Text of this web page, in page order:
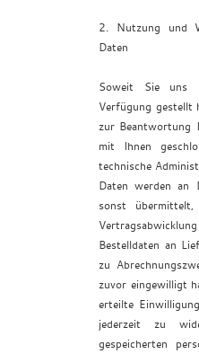
2. Nutzung und
Daten
Soweit Sie uns
Verfügung gestellt
zur Beantwortung
mit Ihnen
technische
Daten werden an
sonst
Bestelldaten an
zu
zuvor eingewilligt
erteilte
jederzeit zu
gespeicherten